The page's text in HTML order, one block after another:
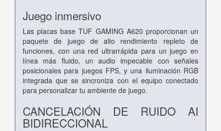
Juego inmersivo
Las placas base TUF GAMING A620 proporcionan un
paquete de juego de alto rendimiento repleto de
funciones, con una red ultrarrápida para un juego en
línea más fluido, un audio impecable con señales
posicionales para juegos FPS, y una iluminación RGB
integrada que se sincroniza con el equipo conectado
para personalizar tu ambiente de juego.
CANCELACIÓN DE RUIDO AI
BIDIRECCIONAL